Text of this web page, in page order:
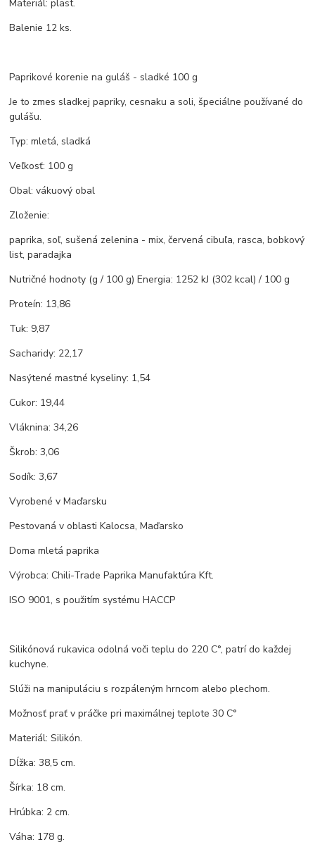
Materiál: plast.
Balenie 12 ks.
Paprikové korenie na guláš - sladké 100 g
Je to zmes sladkej papriky, cesnaku a soli, špeciálne používané do
gulášu.
Typ: mletá, sladká
Veľkosť: 100 g
Obal: vákuový obal
Zloženie:
paprika, soľ, sušená zelenina - mix, červená cibuľa, rasca, bobkový
list, paradajka
Nutričné hodnoty (g / 100 g) Energia: 1252 kJ (302 kcal) / 100 g
Proteín: 13,86
Tuk: 9,87
Sacharidy: 22,17
Nasýtené mastné kyseliny: 1,54
Cukor: 19,44
Vláknina: 34,26
Škrob: 3,06
Sodík: 3,67
Vyrobené v Maďarsku
Pestovaná v oblasti Kalocsa, Maďarsko
Doma mletá paprika
Výrobca: Chili-Trade Paprika Manufaktúra Kft.
ISO 9001, s použitím systému HACCP
Silikónová rukavica odolná voči teplu do 220 C°, patrí do každej
kuchyne.
Slúži na manipuláciu s rozpáleným hrncom alebo plechom.
Možnosť prať v práčke pri maximálnej teplote 30 C°
Materiál: Silikón.
Dĺžka: 38,5 cm.
Šírka: 18 cm.
Hrúbka: 2 cm.
Váha: 178 g.